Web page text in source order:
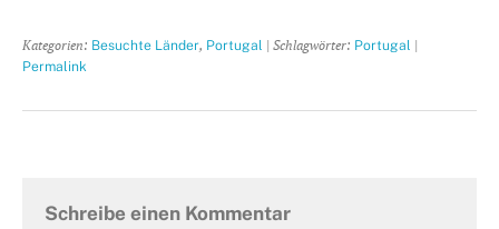
Kategorien: Besuchte Länder, Portugal | Schlagwörter: Portugal |
Permalink
Schreibe einen Kommentar